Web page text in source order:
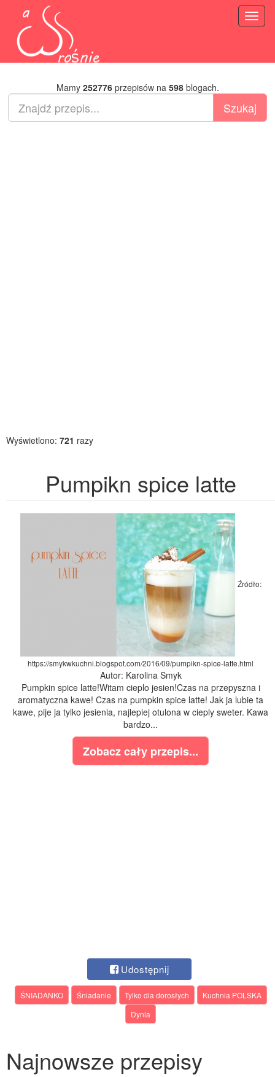
Mamy 252776przepisów na 598blogach.
Wyświetlono: 721 razy
Pumpikn spice latte
Źródło:
https://smykwkuchni.blogspot.com/2016/09/pumpikn-spice-latte.html
Autor: Karolina Smyk
Pumpkin spice latte!Witam cieplo jesien!Czas na przepyszna i
aromatyczna kawe! Czas na pumpkin spice latte! Jak ja lubie ta
kawe, pije ja tylko jesienia, najlepiej otulona w cieply sweter. Kawa
bardzo...
Zobacz cały przepis...
Udostępnij
ŚNIADANKO Śniadanie Tylko dla dorosłych
Kuchnia POLSKA
Dynia
Najnowsze przepisy